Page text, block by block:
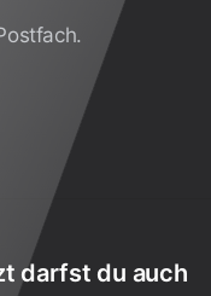
darfst du auch